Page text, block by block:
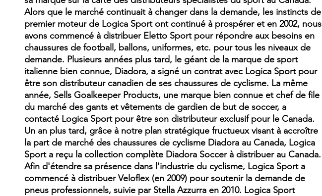
Alors que le marché continuait à changer dans la demande, les instincts de
premier moteur de Logica Sport ont continué à prospérer et en 2002, nous
avons commencé à distribuer Eletto Sport pour répondre aux besoins en
chaussures de football, ballons, uniformes, etc. pour tous les niveaux de
demande. Plusieurs années plus tard, le géant de la marque de sport
italienne bien connue, Diadora, a signé un contrat avec Logica Sport pour
être son distributeur canadien de ses chaussures de cyclisme. La même
année, Sells Goalkeeper Products, une marque bien connue et chef de file
du marché des gants et vêtements de gardien de but de soccer, a
contacté Logica Sport pour être son distributeur exclusif pour le Canada.
Un an plus tard, grâce à notre plan stratégique fructueux visant à accroître
la part de marché des chaussures de cyclisme Diadora au Canada, Logica
Sport a reçu la collection complète Diadora Soccer à distribuer au Canada.
Afin d'étendre sa présence dans l'industrie du cyclisme, Logica Sport a
commencé à distribuer Veloflex (en 2009) pour soutenir la demande de
pneus professionnels, suivie par Stella Azzurra en 2010. Logica Sport